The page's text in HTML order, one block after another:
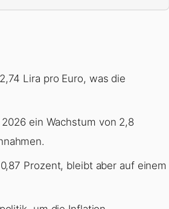
Lira pro Euro, was die
ein Wachstum von 2,8
Prozent, bleibt aber auf einem